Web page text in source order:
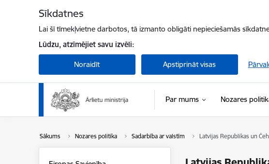
Sīkdatnes
Lai šī tīmekļvietne darbotos, tā izmanto obligāti nepieciešamās
Lūdzu, atzīmējiet savu izvēli:
Noraidīt Apstiprināt visas
Par mums Nozares
Sākums Nozares politika Sadarbība ar valstīm Latvijas Republikas un